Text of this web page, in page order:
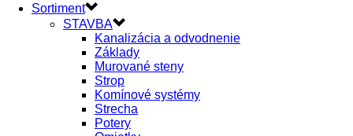
Sortiment
STAVBA
Kanalizácia a odvodnenie
Základy
Murované steny
Strop
Komínové systémy
Strecha
Potery